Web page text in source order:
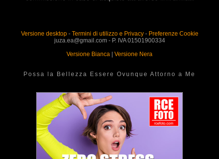
Versione desktop- Termini di utilizzo e Privacy- Preferenze Cookie
juza.ea@gmail.com - P. IVA 01501900334
Versione Bianca
Versione Nera
Possa la Bellezza Essere Ovunque Attorno a Me